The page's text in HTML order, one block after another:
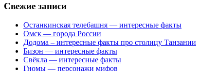
Свежие записи
Останкинская телебашня — интересные факты
Омск — города России
Додома – интересные факты про столицу Танзании
Бизон — интересные факты
Свёкла — интересные факты
Гномы — персонажи мифов